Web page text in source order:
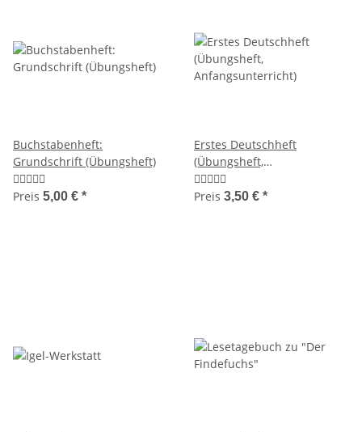
Buchstabenheft:
Grundschrift (Übungsheft)
Preis 5,00 € *
Erstes Deutschheft
(Übungsheft,
Anfangsunterricht)
Preis 3,50 € *